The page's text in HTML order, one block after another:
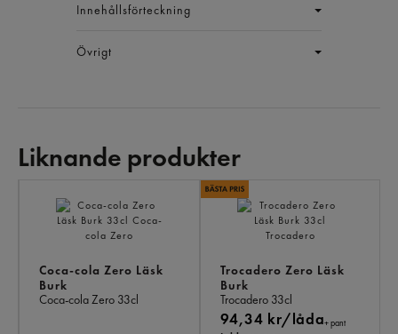
Innehållsförteckning
Övrigt
Liknande produkter
Coca-cola Zero Läsk
Burk
Coca-cola Zero 33cl
Trocadero Zero Läsk
Burk
Trocadero 33cl
94,34 kr/låda+ pant